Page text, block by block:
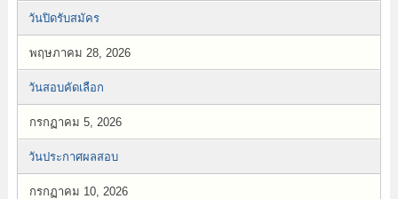
วันปิดรับสมัคร
พฤษภาคม 28, 2026
วันสอบคัดเลือก
กรกฏาคม 5, 2026
วันประกาศผลสอบ
กรกฏาคม 10, 2026